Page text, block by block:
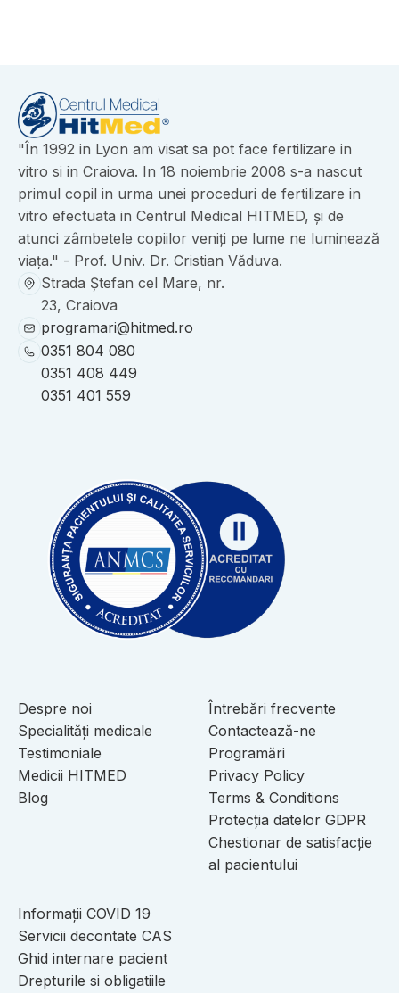
"În 1992 in Lyon am visat sa pot face fertilizare in
vitro si in Craiova. In 18 noiembrie 2008 s-a nascut
primul copil in urma unei proceduri de fertilizare in
vitro efectuata in Centrul Medical HITMED, și de
atunci zâmbetele copiilor veniți pe lume ne luminează
viața." - Prof. Univ. Dr. Cristian Văduva.
Strada Ștefan cel Mare, nr.
23, Craiova
programari@hitmed.ro
0351 804 080
0351 408 449
0351 401 559
Despre noi
Specialități medicale
Testimoniale
Medicii HITMED
Blog
Întrebări frecvente
Contactează-ne
Programări
Privacy Policy
Terms & Conditions
Protecția datelor GDPR
Chestionar de satisfacție
al pacientului
Informații COVID 19
Servicii decontate CAS
Ghid internare pacient
Drepturile si obligatiile